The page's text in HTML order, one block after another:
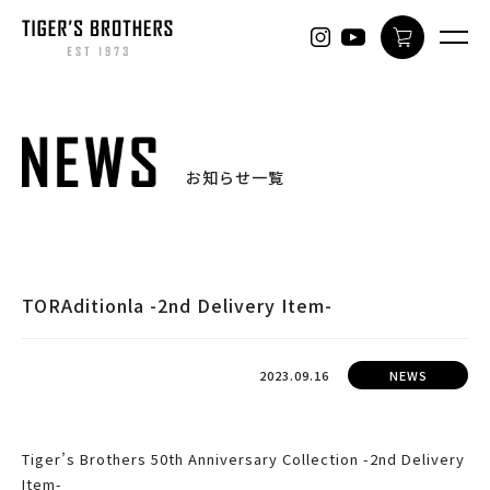
お知らせ一覧
TORAditionla -2nd Delivery Item-
2023.09.16 NEWS
Tiger’s Brothers 50th Anniversary Collection -2nd Delivery
Item-